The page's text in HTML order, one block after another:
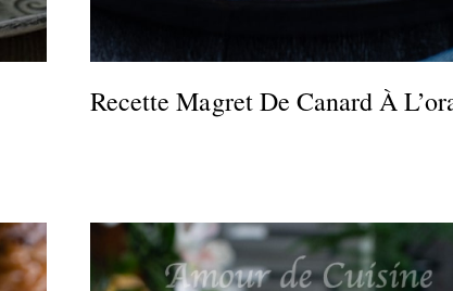
Recette Magret De Canard À